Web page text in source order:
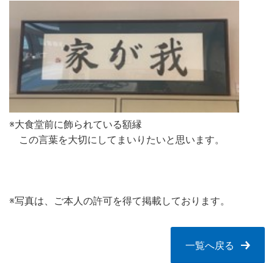
※大食堂前に飾られている額縁
この言葉を大切にしてまいりたいと思います。
※写真は、ご本人の許可を得て掲載しております。
一覧へ戻る